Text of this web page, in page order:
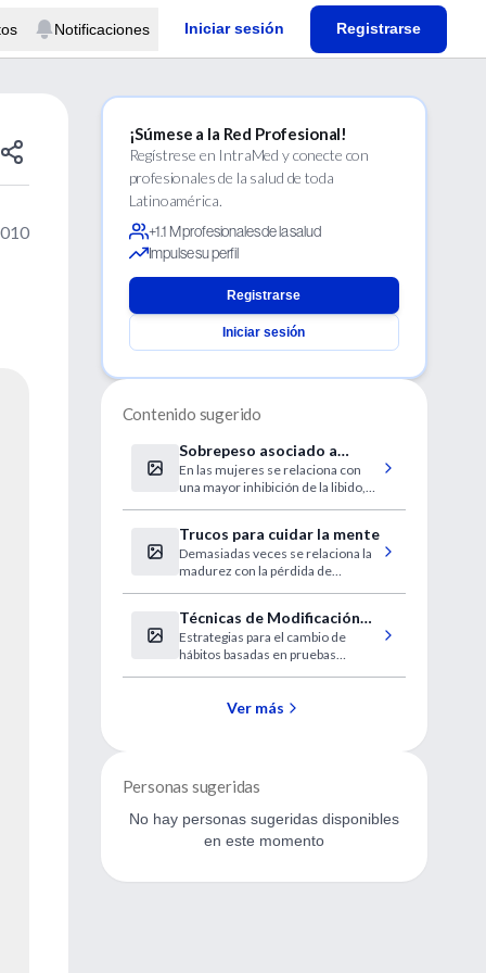
Notificaciones Iniciar sesión Registrarse
¡Súmese a la Red Profesional!
Regístrese en IntraMed y conecte con
profesionales de la salud de toda
Latinoamérica.
+1.1 M profesionales de la salud
Impulse su perfil
Registrarse
Iniciar sesión
Contenido sugerido
Sobrepeso asociado a
impotencia sexual
masculina
En las mujeres se relaciona con
una mayor inhibición de la libido,
Salud Sexual.
Trucos para cuidar la mente
Demasiadas veces se relaciona la
madurez con la pérdida de
del cerebro como Tony Buzan
aseguran que no tiene por qué ser
así.
Técnicas de Modificación
de Conducta (Taller virtual)
Estrategias para el cambio de
hábitos basadas en pruebas
Ver más
Personas sugeridas
No hay personas sugeridas disponibles
en este momento